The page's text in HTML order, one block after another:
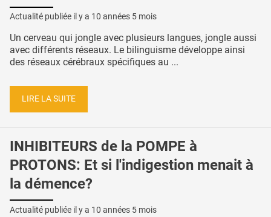
Actualité publiée il y a 10 années 5 mois
Un cerveau qui jongle avec plusieurs langues, jongle aussi
avec différents réseaux. Le bilinguisme développe ainsi
des réseaux cérébraux spécifiques au ...
LIRE LA SUITE
INHIBITEURS de la POMPE à
PROTONS: Et si l'indigestion menait à
la démence?
Actualité publiée il y a 10 années 5 mois